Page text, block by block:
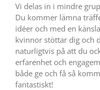
Vi delas in i mindre
Du kommer lämna
idéer och med en
kvinnor stöttar dig och
naturligtvis på att du
erfarenhet och
både ge och få så
fantastiskt!